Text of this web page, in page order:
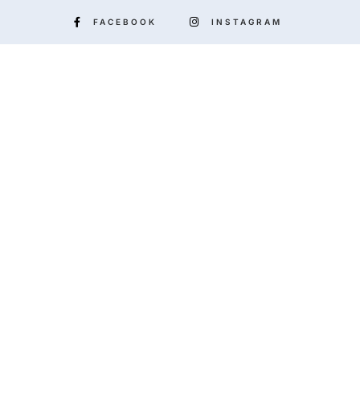
FACEBOOK INSTAGRAM